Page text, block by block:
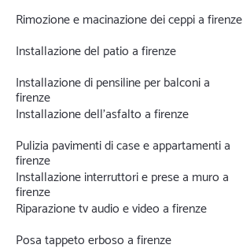
Rimozione e macinazione dei ceppi a firenze
Installazione del patio a firenze
Installazione di pensiline per balconi a
firenze
Installazione dell'asfalto a firenze
Pulizia pavimenti di case e appartamenti a
firenze
Installazione interruttori e prese a muro a
firenze
Riparazione tv audio e video a firenze
Posa tappeto erboso a firenze